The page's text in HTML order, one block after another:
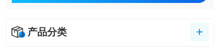
产品分类